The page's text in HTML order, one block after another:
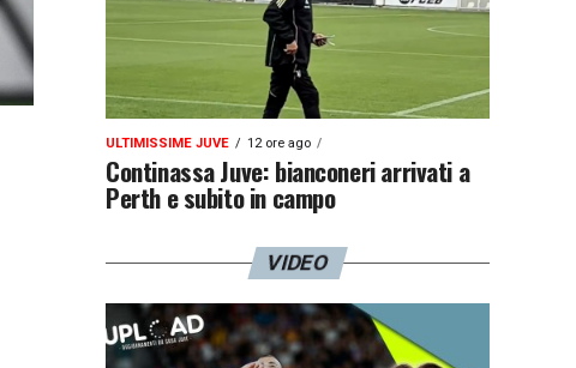
ULTIMISSIME JUVE 12 ore ago
Continassa Juve: bianconeri arrivati a
Perth e subito in campo
VIDEO